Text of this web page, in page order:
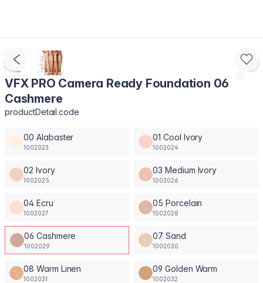
VFX PRO Camera Ready Foundation 06
Cashmere
productDetail.code
00 Alabaster
1002023
01 Cool Ivory
1002024
02 Ivory
1002025
03 Medium Ivory
1002026
04 Ecru
1002027
05 Porcelain
1002028
06 Cashmere
1002029
07 Sand
1002030
08 Warm Linen
1002031
09 Golden Warm
1002032